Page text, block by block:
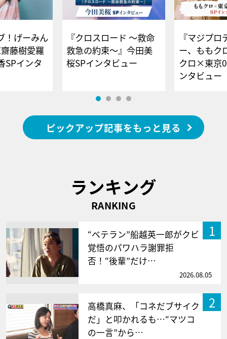
！げーみん
藤樹愛羅
SPインタ
『クロスロード ～救命
救急の約束～』今田美
桜SPインタビュー
『マジプロ
ー、ももク
クロ×東京
ンタビュー
ピックアップ記事をもっと見る
ランキング
RANKING
1
“ベテラン”船越英一郎がクビ
覚悟のパワハラ謝罪拒
否！“後輩”だけ…
2026.08.05
2
高橋真麻、「コネだブサイク
だ」と叩かれるも…“マツコ
の一言”から…